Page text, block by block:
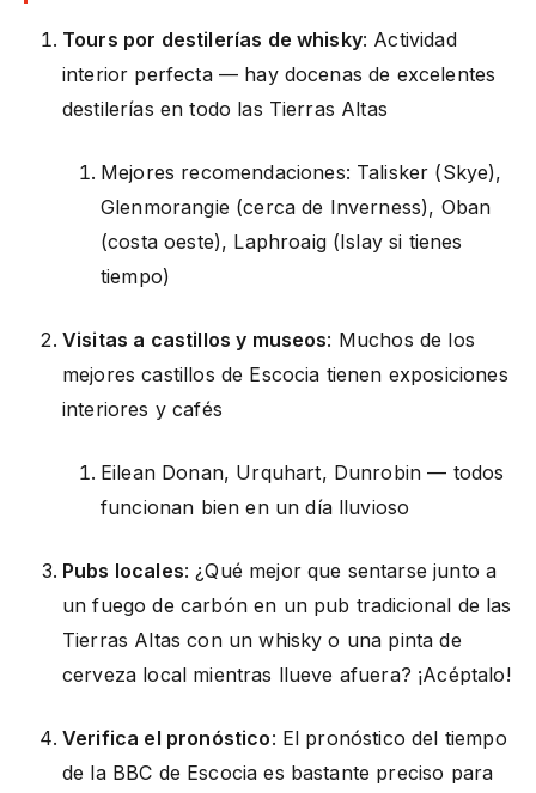
Tours por destilerías de whisky: Actividad
interior perfecta — hay docenas de excelentes
destilerías en todo las Tierras Altas
Mejores recomendaciones: Talisker (Skye),
Glenmorangie (cerca de Inverness), Oban
(costa oeste), Laphroaig (Islay si tienes
tiempo)
Visitas a castillos y museos: Muchos de los
mejores castillos de Escocia tienen exposiciones
interiores y cafés
Eilean Donan, Urquhart, Dunrobin — todos
funcionan bien en un día lluvioso
Pubs locales: ¿Qué mejor que sentarse junto a
un fuego de carbón en un pub tradicional de las
Tierras Altas con un whisky o una pinta de
cerveza local mientras llueve afuera? ¡Acéptalo!
Verifica el pronóstico: El pronóstico del tiempo
de la BBC de Escocia es bastante preciso para